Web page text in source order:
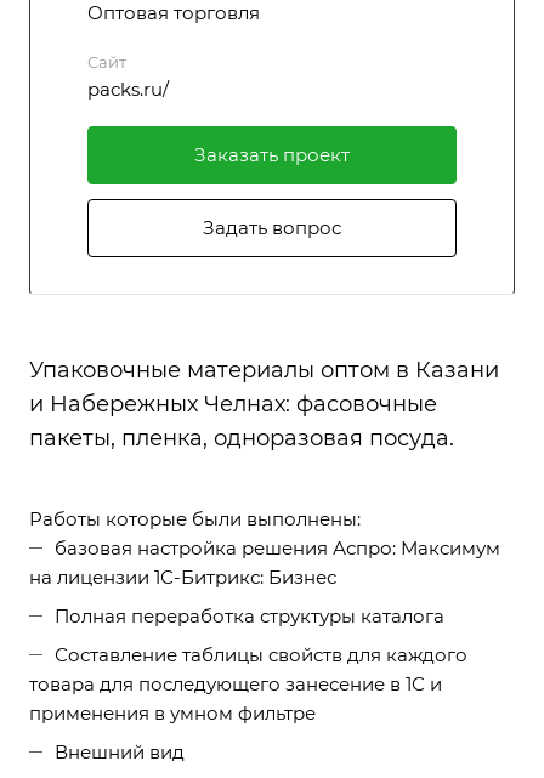
Оптовая торговля
Сайт
packs.ru/
Заказать проект
Задать вопрос
Упаковочные материалы оптом в Казани
и Набережных Челнах: фасовочные
пакеты, пленка, одноразовая посуда.
Работы которые были выполнены:
базовая настройка решения Аспро: Максимум
на лицензии 1С-Битрикс: Бизнес
Полная переработка структуры каталога
Составление таблицы свойств для каждого
товара для последующего занесение в 1С и
применения в умном фильтре
Внешний вид